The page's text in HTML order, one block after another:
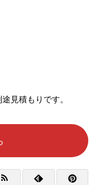
見積もりです。